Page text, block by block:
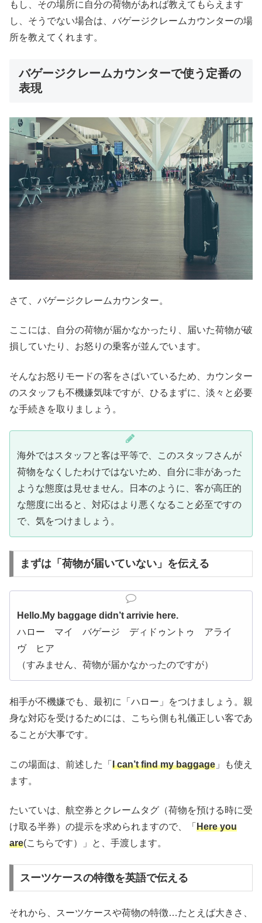
もし、その場所に自分の荷物があれば教えてもらえます
し、そうでない場合は、バゲージクレームカウンターの場
所を教えてくれます。
バゲージクレームカウンターで使う定番の
表現
さて、バゲージクレームカウンター。
ここには、自分の荷物が届かなかったり、届いた荷物が破
損していたり、お怒りの乗客が並んでいます。
そんなお怒りモードの客をさばいているため、カウンター
のスタッフも不機嫌気味ですが、ひるまずに、淡々と必要
な手続きを取りましょう。
海外ではスタッフと客は平等で、このスタッフさんが
荷物をなくしたわけではないため、自分に非があった
ような態度は見せません。日本のように、客が高圧的
な態度に出ると、対応はより悪くなること必至ですの
で、気をつけましょう。
まずは「荷物が届いていない」を伝える
Hello.My baggage didn’t arrivie here.
ハロー マイ バゲージ ディドゥントゥ アライ
ヴ ヒア
（すみません、荷物が届かなかったのですが）
相手が不機嫌でも、最初に「ハロー」をつけましょう。親
身な対応を受けるためには、こちら側も礼儀正しい客であ
ることが大事です。
この場面は、前述した「 I can’t find my baggage 」も使え
ます。
たいていは、航空券とクレームタグ（荷物を預ける時に受
け取る半券）の提示を求められますので、「 Here you
are(こちらです）」と、手渡します。
スーツケースの特徴を英語で伝える
それから、スーツケースや荷物の特徴…たとえば大きさ、